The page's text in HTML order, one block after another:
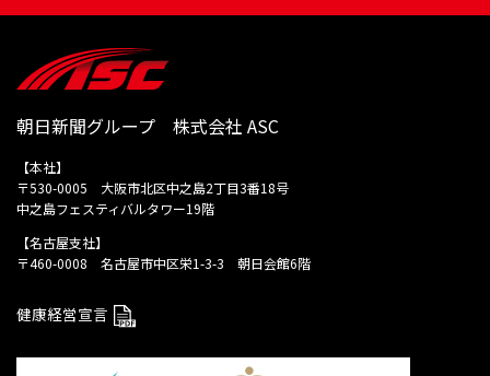
ん及び漏えいなどの防止並びに是正に努めます。
整備し、継続的な見直しと改善に努めます。
合には、ご本人であることを確認した上で速やかに対応いたしま
当社は、個人情報の取り扱い及び当社の個人情報保護マネジメント
システムに関し、本人からの苦情及び相談については、適切に対応
窓口
TEL. 052-221-6338
朝日新聞グループ 株式会社 ASC
【本社】
〒530-0005 大阪市北区中之島2丁目3番18号
中之島フェスティバルタワー19階
【名古屋支社】
〒460-0008 名古屋市中区栄1-3-3 朝日会館6階
健康経営宣言